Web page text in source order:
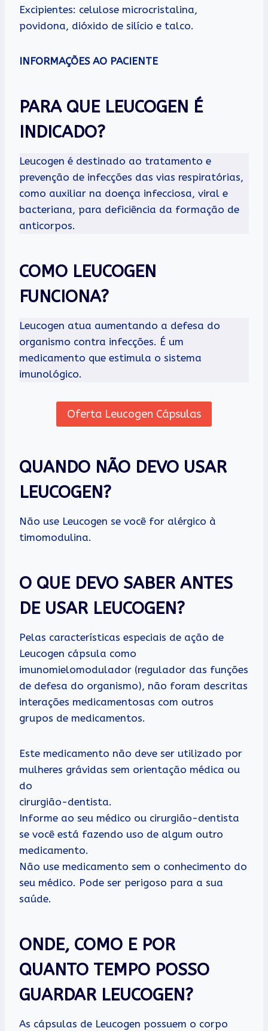
Excipientes: celulose microcristalina,
povidona, dióxido de silício e talco.
INFORMAÇÕES AO PACIENTE
PARA QUE LEUCOGEN É
INDICADO?
Leucogen é destinado ao tratamento e
prevenção de infecções das vias respiratórias,
como auxiliar na doença infecciosa, viral e
bacteriana, para deficiência da formação de
anticorpos.
COMO LEUCOGEN
FUNCIONA?
Leucogen atua aumentando a defesa do
organismo contra infecções. É um
medicamento que estimula o sistema
imunológico.
Oferta Leucogen Cápsulas
QUANDO NÃO DEVO USAR
LEUCOGEN?
Não use Leucogen se você for alérgico à
timomodulina.
O QUE DEVO SABER ANTES
DE USAR LEUCOGEN?
Pelas características especiais de ação de
Leucogen cápsula como
imunomielomodulador (regulador das funções
de defesa do organismo), não foram descritas
interações medicamentosas com outros
grupos de medicamentos.
Este medicamento não deve ser utilizado por
mulheres grávidas sem orientação médica ou
do
cirurgião-dentista.
Informe ao seu médico ou cirurgião-dentista
se você está fazendo uso de algum outro
medicamento.
Não use medicamento sem o conhecimento do
seu médico. Pode ser perigoso para a sua
saúde.
ONDE, COMO E POR
QUANTO TEMPO POSSO
GUARDAR LEUCOGEN?
As cápsulas de Leucogen possuem o corpo